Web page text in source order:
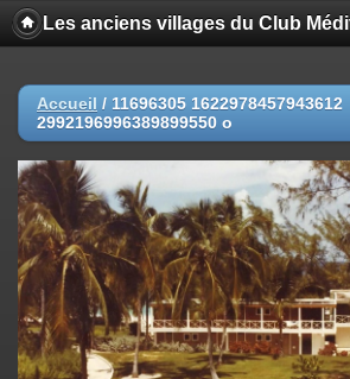
Les anciens villages du Club
Accueil / 11696305 1622978457943612
2992196996389899550 o